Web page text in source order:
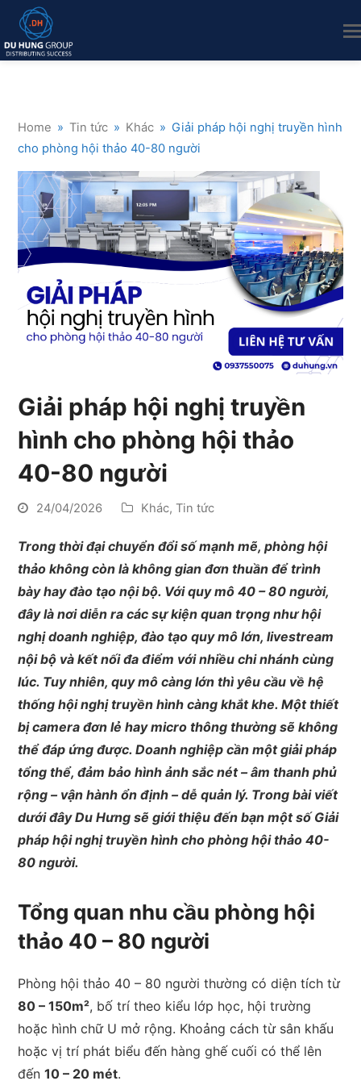
Home » Tin tức » Khác » Giải pháp hội nghị truyền hình
cho phòng hội thảo 40-80 người
Giải pháp hội nghị truyền
hình cho phòng hội thảo
40-80 người
24/04/2026 Khác,Tin tức
Trong thời đại chuyển đổi số mạnh mẽ, phòng hội
thảo không còn là không gian đơn thuần để trình
bày hay đào tạo nội bộ. Với quy mô 40 – 80 người,
đây là nơi diễn ra các sự kiện quan trọng như hội
nghị doanh nghiệp, đào tạo quy mô lớn, livestream
nội bộ và kết nối đa điểm với nhiều chi nhánh cùng
lúc. Tuy nhiên, quy mô càng lớn thì yêu cầu về hệ
thống hội nghị truyền hình càng khắt khe. Một thiết
bị camera đơn lẻ hay micro thông thường sẽ không
thể đáp ứng được. Doanh nghiệp cần một giải pháp
tổng thể, đảm bảo hình ảnh sắc nét – âm thanh phủ
rộng – vận hành ổn định – dễ quản lý. Trong bài viết
dưới đây Du Hưng sẽ giới thiệu đến bạn một số Giải
pháp hội nghị truyền hình cho phòng hội thảo 40-
80 người.
Tổng quan nhu cầu phòng hội
thảo 40 – 80 người
Phòng hội thảo 40 – 80 người thường có diện tích từ
80 – 150m², bố trí theo kiểu lớp học, hội trường
hoặc hình chữ U mở rộng. Khoảng cách từ sân khấu
hoặc vị trí phát biểu đến hàng ghế cuối có thể lên
đến10 – 20 mét.